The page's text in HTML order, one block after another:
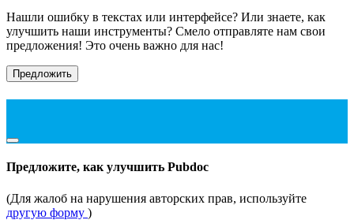
Нашли ошибку в текстах или интерфейсе? Или знаете, как
улучшить наши инструменты? Смело отправляте нам свои
предложения! Это очень важно для нас!
Предложить
Предложите, как улучшить Pubdoc
(Для жалоб на нарушения авторских прав, используйте
другую форму )